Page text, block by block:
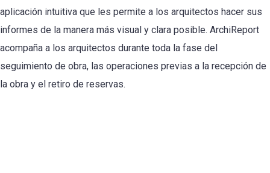
aplicación intuitiva que les permite a los arquitectos hacer sus
informes de la manera más visual y clara posible. ArchiReport
acompaña a los arquitectos durante toda la fase del
seguimiento de obra, las operaciones previas a la recepción de
la obra y el retiro de reservas.